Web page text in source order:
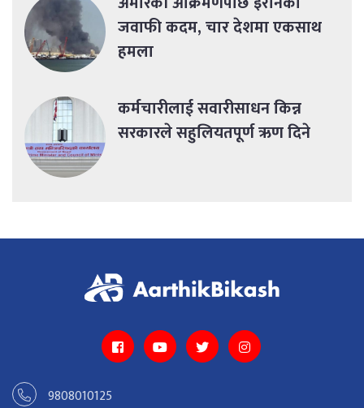
जवाफी कदम, चार देशमा एकसाथ
हमला
कर्मचारीलाई सवारीसाधन किन्न
सरकारले सहुलियतपूर्ण ऋण दिने
9808010125